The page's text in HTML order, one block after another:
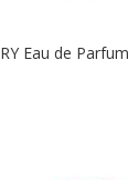
Eau de